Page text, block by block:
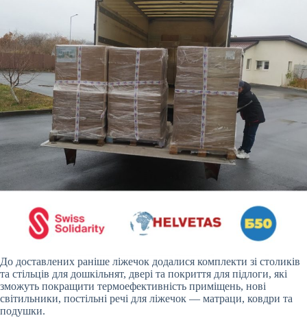
До доставлених раніше ліжечок додалися комплекти зі столиків
та стільців для дошкільнят, двері та покриття для підлоги, які
зможуть покращити термоефективність приміщень, нові
світильники, постільні речі для ліжечок — матраци, ковдри та
подушки.